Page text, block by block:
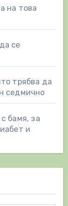
на това
се
трябва да
седмично
бамя, за
и